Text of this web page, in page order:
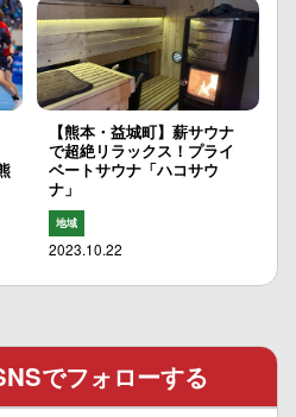
【熊本・益城町】薪サウナ
で超絶リラックス！プライ
ベートサウナ「ハコサウ
ナ」
地域
2023.10.22
でフォローする